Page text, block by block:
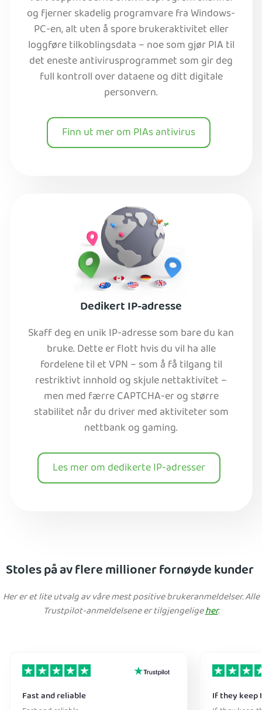
og fjerner skadelig programvare fra Windows-
PC-en, alt uten å spore brukeraktivitet eller
loggføre tilkoblingsdata – noe som gjør PIA til
det eneste antivirusprogrammet som gir deg
full kontroll over dataene og ditt digitale
personvern.
Finn ut mer om PIAs antivirus
Dedikert IP-adresse
Skaff deg en unik IP-adresse som bare du kan
bruke. Dette er flott hvis du vil ha alle
fordelene til et VPN – som å få tilgang til
restriktivt innhold og skjule nettaktivitet –
men med færre CAPTCHA-er og større
stabilitet når du driver med aktiviteter som
nettbank og gaming.
Les mer om dedikerte IP-adresser
Stoles på av flere millioner fornøyde kunder
Her er et lite utvalg av våre mest positive brukeranmeldelser. Alle
Trustpilot-anmeldelsene er tilgjengeligeher.
Fast and reliable If they keep